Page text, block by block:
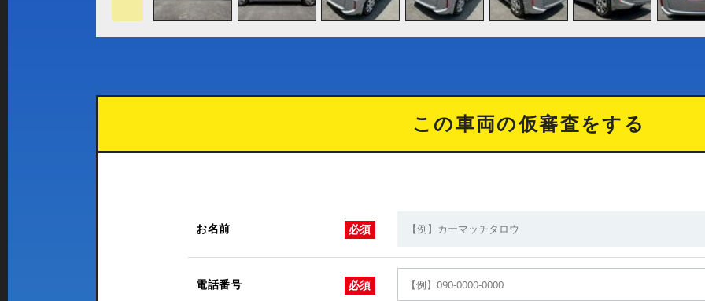
この車両の仮審査をする
お名前 必須
電話番号 必須